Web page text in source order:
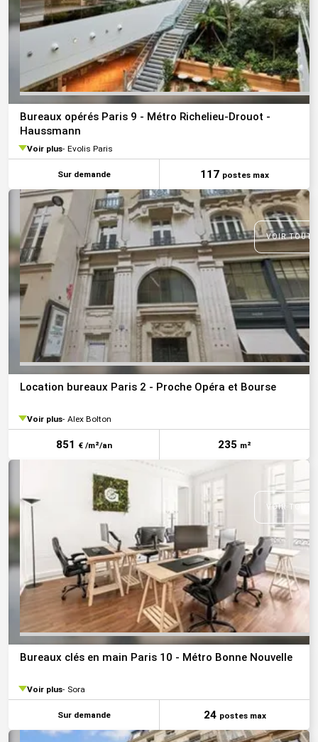
Bureaux opérés Paris 9 - Métro Richelieu-Drouot -
Haussmann
Voir plus Evolis Paris
Sur demande 117 postes max
VOIR
Location bureaux Paris 2 - Proche Opéra et Bourse
Voir plus Alex Bolton
851 € /m²/an 235 m²
VOIR
Bureaux clés en main Paris 10 - Métro Bonne Nouvelle
Voir plus Sora
Sur demande 24 postes max